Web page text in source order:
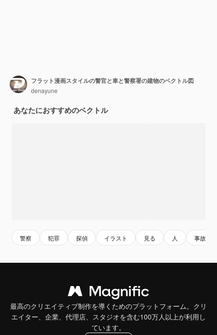
フラット漫画スタイルの警官と車と警察署の建物のベクトル図
denayune
あなたにおすすめのベクトル
警察 犯罪 探偵 イラスト 見る 人 事故
最高のクリエイティブ制作を導くためのプラットフォーム。クリ
エイター、企業、代理店、スタジオを含む100万人以上が利用し
ています。